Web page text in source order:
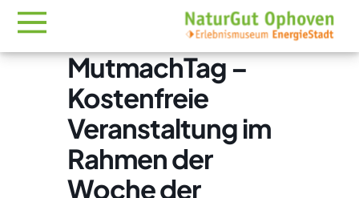
MutmachTag –
Kostenfreie
Veranstaltung im
Rahmen der
Woche der